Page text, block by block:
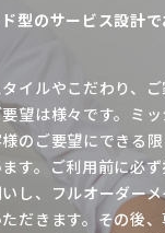
型のサービス設計
イルやこだわり、
望は様々です。ミ
のご要望にできる
す。ご利用前に必
し、フルオーダー
だきます。その後